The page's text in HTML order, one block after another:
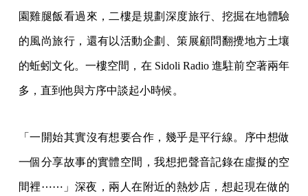
園雞腿飯看過來，二樓是規劃深度旅行、挖掘在地體驗
的風尚旅行，還有以活動企劃、策展顧問翻攪地方土壤
的蚯蚓文化。一樓空間，在 Sidoli Radio 進駐前空著兩年
多，直到他與方序中談起小時候。
「一開始其實沒有想要合作，幾乎是平行線。序中想做
一個分享故事的實體空間，我想把聲音記錄在虛擬的空
間裡⋯⋯」深夜，兩人在附近的熱炒店，想起現在做的